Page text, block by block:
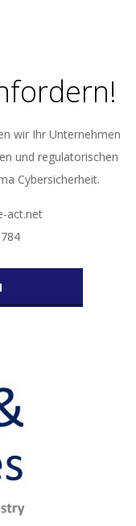
wir Ihr Unternehmen
und regulatorischen
Cybersicherheit.
act.net